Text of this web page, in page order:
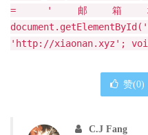
= '邮箱
'http://xiaonan.xyz';
赞(0)
C.J Fang